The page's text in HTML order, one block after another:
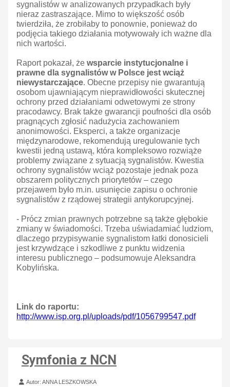
sygnalistów w analizowanych przypadkach były
nieraz zastraszające. Mimo to większość osób
twierdziła, że zrobiłaby to ponownie, ponieważ do
podjęcia takiego działania motywowały ich ważne dla
nich wartości.
Raport pokazał, że wsparcie instytucjonalne i
prawne dla sygnalistów w Polsce jest wciąż
niewystarczające. Obecne przepisy nie gwarantują
osobom ujawniającym nieprawidłowości skutecznej
ochrony przed działaniami odwetowymi ze strony
pracodawcy. Brak także gwarancji poufności dla osób
pragnących zgłosić nadużycia zachowaniem
anonimowości. Eksperci, a także organizacje
międzynarodowe, rekomendują uregulowanie tych
kwestii jedną ustawą, która kompleksowo rozwiąże
problemy związane z sytuacją sygnalistów. Kwestia
ochrony sygnalistów wciąż pozostaje jednak poza
obszarem politycznych priorytetów – czego
przejawem było m.in. usunięcie zapisu o ochronie
sygnalistów z rządowej strategii antykorupcyjnej.
- Prócz zmian prawnych potrzebne są także głębokie
zmiany w świadomości. Trzeba uświadamiać ludziom,
dlaczego przypisywanie sygnalistom łatki donosicieli
jest krzywdzące i szkodliwe z punktu widzenia
interesu publicznego – podsumowuje Aleksandra
Kobylińska.
Link do raportu:
http://www.isp.org.pl/uploads/pdf/1056799547.pdf
Symfonia z NCN
Szczegóły
Autor:ANNA LESZKOWSKA